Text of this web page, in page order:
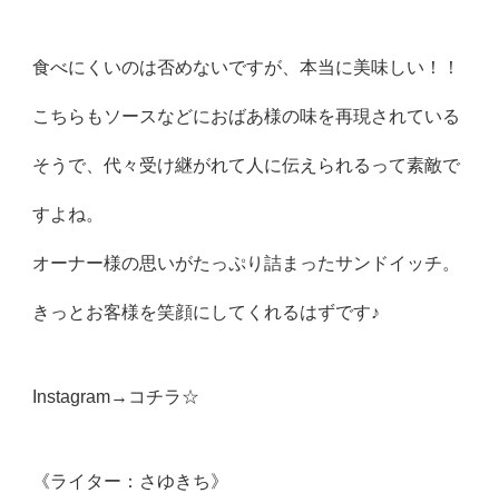
食べにくいのは否めないですが、本当に美味しい！！
こちらもソースなどにおばあ様の味を再現されている
そうで、代々受け継がれて人に伝えられるって素敵で
すよね。
オーナー様の思いがたっぷり詰まったサンドイッチ。
きっとお客様を笑顔にしてくれるはずです♪
Instagram→ コチラ☆
《ライター：さゆきち》